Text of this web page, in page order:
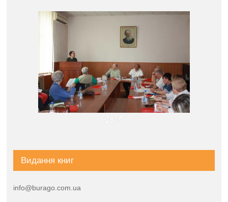
2017
Видання книг
info@burago.com.ua